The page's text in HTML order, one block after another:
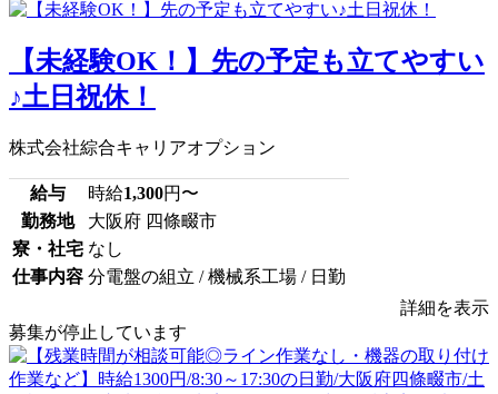
【未経験OK！】先の予定も立てやすい
♪土日祝休！
株式会社綜合キャリアオプション
給与 時給1,300円〜
勤務地
大阪府 四條畷市
寮・社宅 なし
仕事内容 分電盤の組立 / 機械系工場 / 日勤
詳細を表示
募集が停止しています